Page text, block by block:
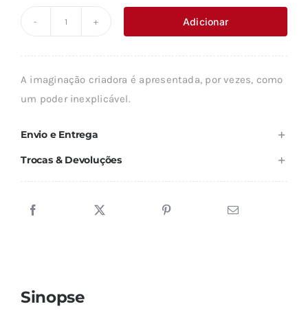
original
era:
é:
CONSTRUÇÃO
Adicionar
A imaginação criadora é apresentada, por vezes, como
um poder inexplicável.
Envio e Entrega
Trocas & Devoluções
Sinopse